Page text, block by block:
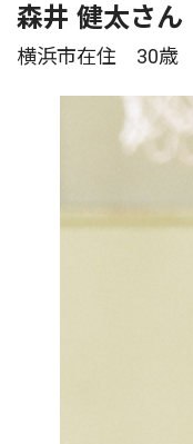
森井 健太さん
横浜市在住 30歳